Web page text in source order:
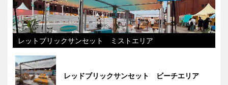
レットブリックサンセット ミストエリア
レッドブリックサンセット ビーチエリア